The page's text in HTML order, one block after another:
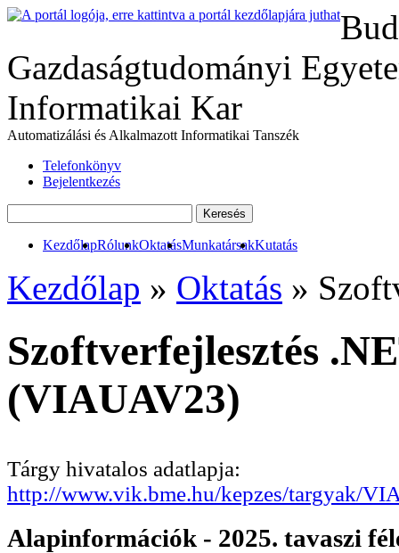
Gazdaságtudományi
Informatikai Kar
Automatizálási és Alkalmazott Informatikai Tanszék
Telefonkönyv
Bejelentkezés
KezdőlapRólunkOktatásMunkatársakKutatás
Kezdőlap » Oktatás »
Szoftverfejlesztés
(VIAUAV23)
Tárgy hivatalos adatlapja:
http://www.vik.bme.hu/kepzes/targyak/
Alapinformációk - 2025. tavaszi